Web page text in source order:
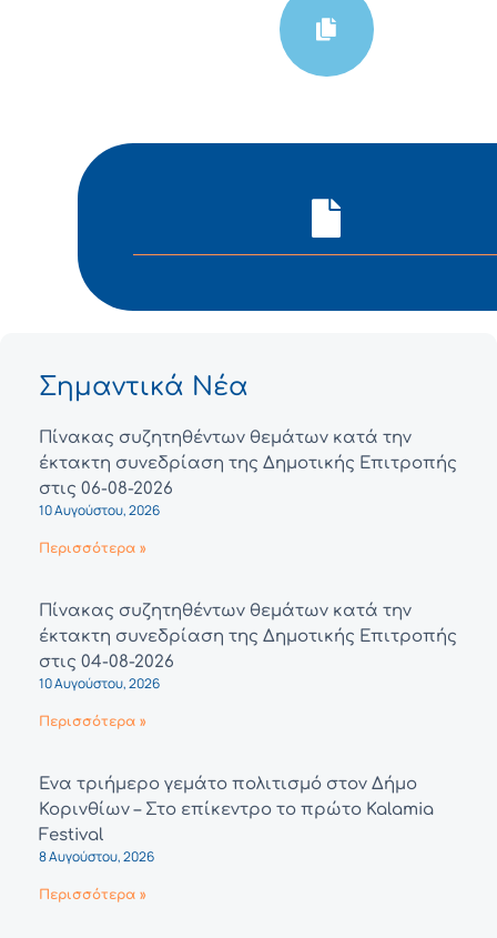
Σημαντικά Νέα
Πίνακας συζητηθέντων θεμάτων κατά την
έκτακτη συνεδρίαση της Δημοτικής Επιτροπής
στις 06-08-2026
10 Αυγούστου, 2026
Περισσότερα »
Πίνακας συζητηθέντων θεμάτων κατά την
έκτακτη συνεδρίαση της Δημοτικής Επιτροπής
στις 04-08-2026
10 Αυγούστου, 2026
Περισσότερα »
Ένα τριήμερο γεμάτο πολιτισμό στον Δήμο
Κορινθίων – Στο επίκεντρο το πρώτο Kalamia
Festival
8 Αυγούστου, 2026
Περισσότερα »